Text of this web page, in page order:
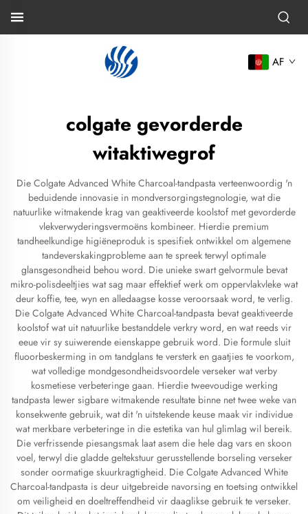
AF
colgate gevorderde
witaktiwegrof
Die Colgate Advanced White Charcoal-tandpasta verteenwoordig 'n
beduidende innovasie in mondversorgingstegnologie, wat die
natuurlike witmakende krag van geaktiveerde koolstof met gevorderde
vlekverwyderingsvermoëns kombineer. Hierdie premium
tandheelkundige higiëneproduk is spesifiek ontwikkel om algemene
tandeverskakingprobleme aan te spreek terwyl optimale
glansgesondheid behou word. Die unieke swart gelvormule bevat
mikro-polisdeeltjies wat sag maar effektief werk om oppervlakvleke wat
deur koffie, tee, wyn en alledaagse kosse veroorsaak word, te verlig.
Die Colgate Advanced White Charcoal-tandpasta bevat geaktiveerde
koolstof wat uit natuurlike bestanddele verkry word, en wat reeds vir
eeue vir sy suiwerende eienskappe gebruik word. Die formule sluit
fluoorbeskerming in om tandglans te versterk en gaatjies te voorkom,
wat volledige mondgesondheidsvoordele verseker wat verby
kosmetiese verbeteringe gaan. Hierdie tweevoudige werking
tandpasta lewer sigbare witmakende resultate binne net twee weke van
konsekwente gebruik, wat dit 'n uitstekende keuse maak vir individue
wat merkbare verbeteringe in die estetika van hul glimlag wil bereik.
Die verfrissende piesangsmak laat asem die hele dag vars en skoon
voel, terwyl die gladde geltekstuur gerusstellende borseling verseker
sonder oormatige skuurkragtigheid. Die Colgate Advanced White
Charcoal-tandpasta is deur uitgebreide navorsing en toetsing ontwikkel
om veiligheid en doeltreffendheid vir daaglikse gebruik te verseker.